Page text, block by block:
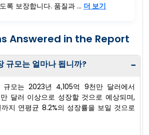
록 보장합니다. 품질과 ... 더 보기
Answered in the Report
규모는 얼마나 됩니까? −
규모는 2023년 4,105억 9천만 달러에서
달러 이상으로 성장할 것으로 예상되며,
지 연평균 8.2%의 성장률을 보일 것으로